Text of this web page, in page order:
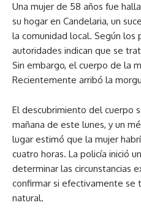
Una mujer de 58 años fue
su hogar en Candelaria, un
la comunidad local. Según los
autoridades indican que se
Sin embargo, el cuerpo de la
Recientemente arribó la
El descubrimiento del cuerpo
mañana de este lunes, y un
lugar estimó que la mujer
cuatro horas. La policía inició
determinar las circunstancias
confirmar si efectivamente se
natural.